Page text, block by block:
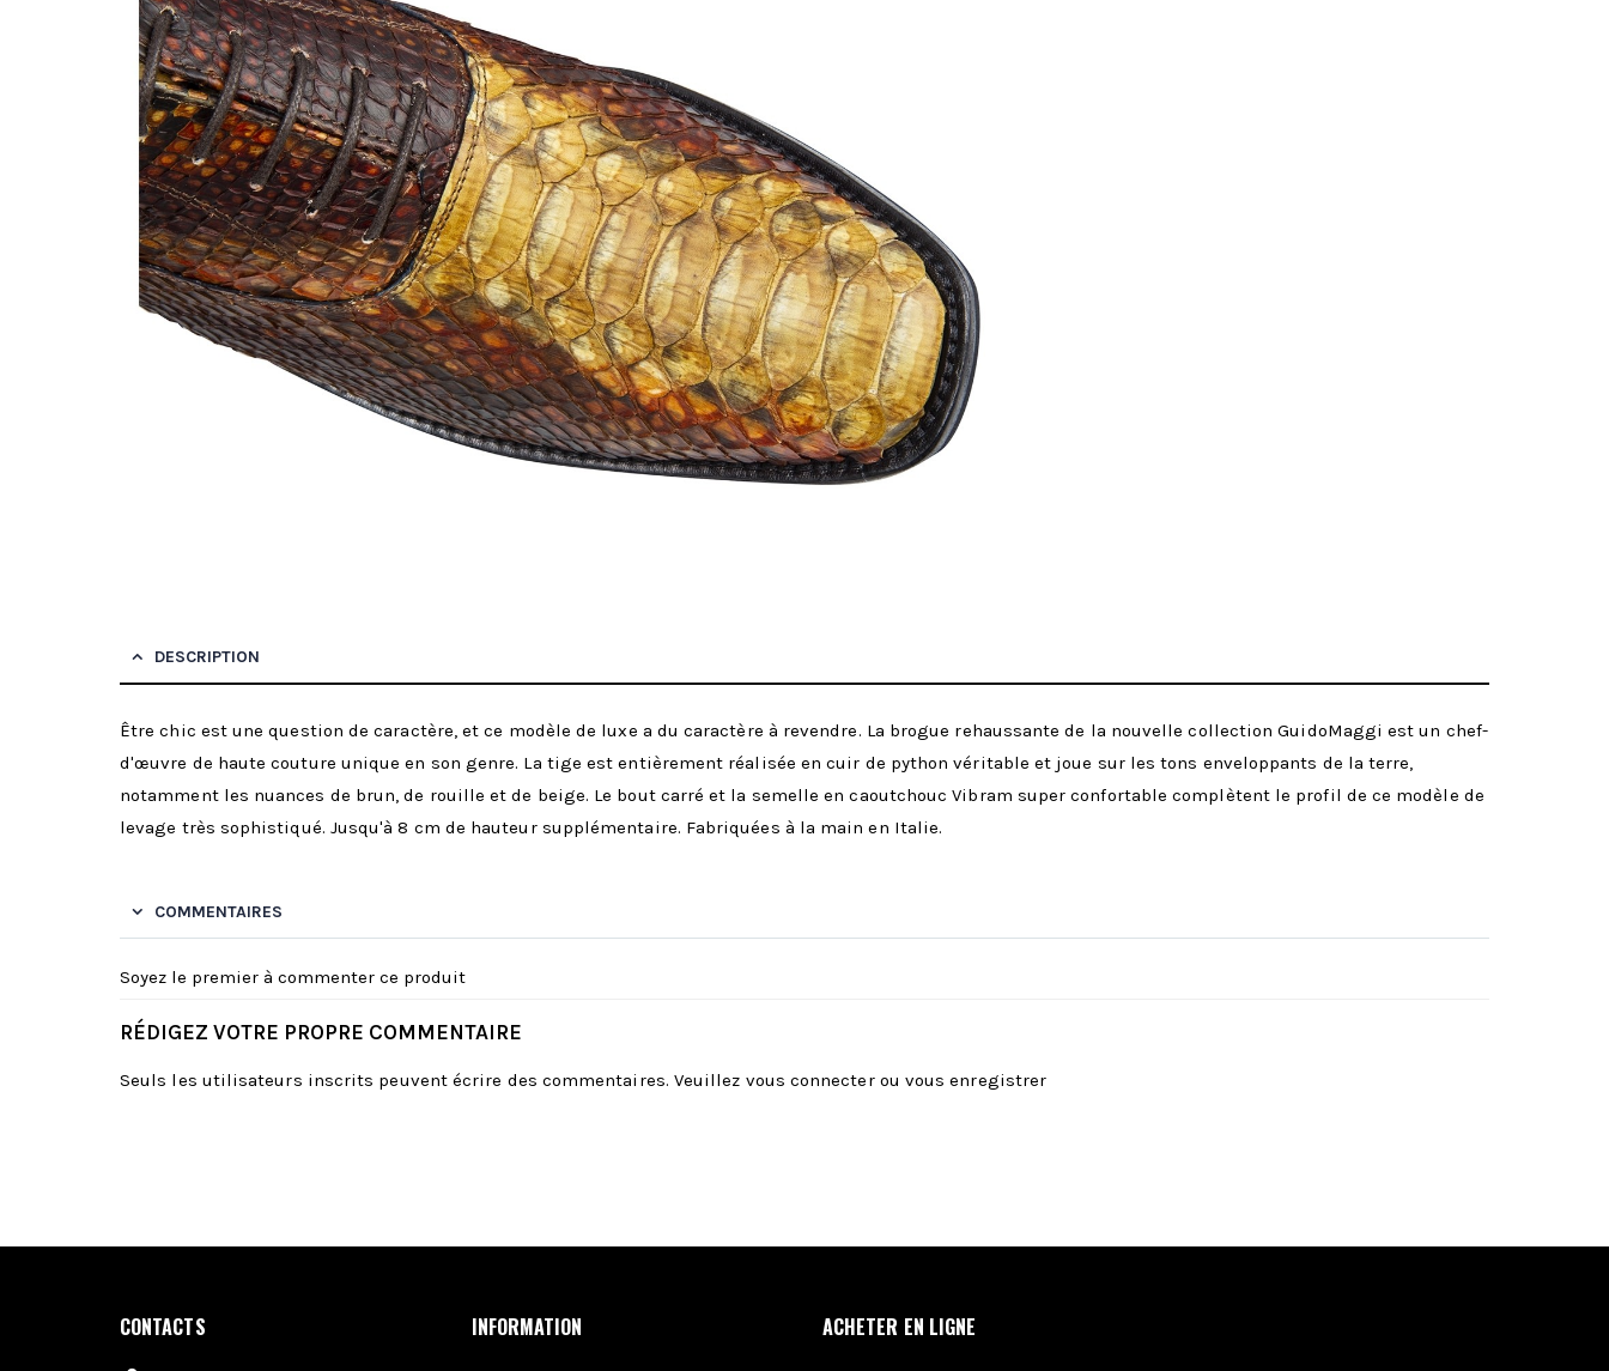
DESCRIPTION
Être chic est une question de caractère, et ce modèle de luxe a du caractère à revendre. La brogue rehaussante de la nouvelle collection GuidoMaggi est un chef-
d'œuvre de haute couture unique en son genre. La tige est entièrement réalisée en cuir de python véritable et joue sur les tons enveloppants de la terre,
notamment les nuances de brun, de rouille et de beige. Le bout carré et la semelle en caoutchouc Vibram super confortable complètent le profil de ce modèle de
levage très sophistiqué. Jusqu'à 8 cm de hauteur supplémentaire. Fabriquées à la main en Italie.
COMMENTAIRES
Soyez le premier à commenter ce produit
RÉDIGEZ VOTRE PROPRE COMMENTAIRE
Seuls les utilisateurs inscrits peuvent écrire des commentaires. Veuillez vous connecterou vous enregistrer
CONTACTS INFORMATION ACHETER EN LIGNE